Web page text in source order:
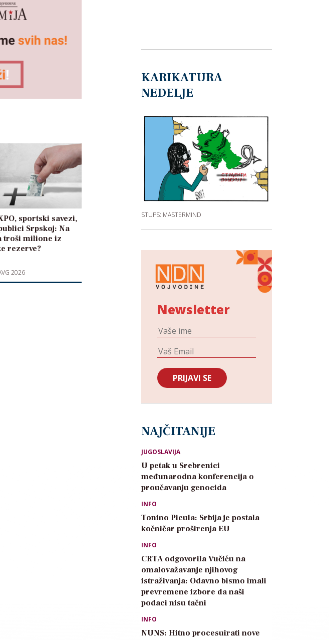
sportski savezi,
Srpskoj: Na
troši milione iz
rezerve?
2026
KARIKATURA
NEDELJE
STUPS: MASTERMIND
Newsletter
NAJČITANIJE
JUGOSLAVIJA
U petak u Srebrenici
međunarodna konferencija o
proučavanju genocida
INFO
Tonino Picula: Srbija je postala
kočničar proširenja EU
INFO
CRTA odgovorila Vučiću na
omalovažavanje njihovog
istraživanja: Odavno bismo imali
prevremene izbore da naši
podaci nisu tačni
INFO
NUNS: Hitno procesuirati nove